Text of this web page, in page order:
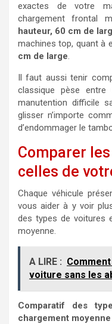
exactes de votre
chargement frontal
hauteur, 60 cm de
machines top, quant à
cm de large.
Il faut aussi tenir
classique pèse entre
manutention difficile
glisser n’importe
d’endommager le
Comparer
celles de
Chaque véhicule
vous aider à y voir
des types de voitures
moyenne.
A LIRE :
voiture sans les
Comparatif des
chargement